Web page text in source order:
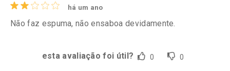
há um ano
Não faz espuma, não ensaboa devidamente.
esta avaliação foi útil? 0 0